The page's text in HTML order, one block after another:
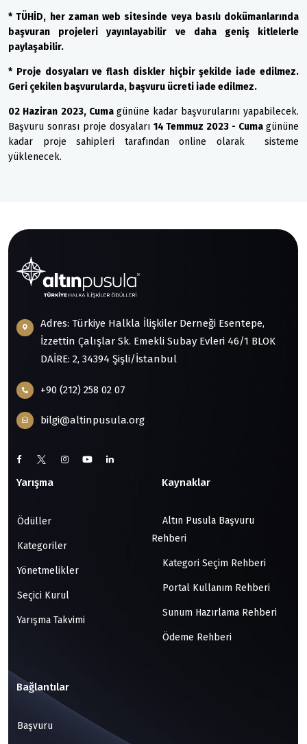
* TÜHİD, her zaman web sitesinde veya basılı dokümanlarında
başvuran projeleri yayınlayabilir ve daha geniş kitlelerle
paylaşabilir.
* Proje dosyaları ve flash diskler hiçbir şekilde iade edilmez.
Geri çekilen başvurularda, başvuru ücreti iade edilmez.
02 Haziran 2023, Cumagününe kadar başvurularını yapabilecek.
Başvuru sonrası proje dosyaları 14 Temmuz 2023 - Cumagününe
kadar proje sahipleri tarafından online olarak sisteme
yüklenecek.
Adres: Türkiye Halkla İlişkiler Derneği Esentepe,
İzzettin Çalışlar Sk. Emekli Subay Evleri 46/1 BLOK
DAİRE: 2, 34394 Şişli/İstanbul
+90 (212) 258 02 07
bilgi@altinpusula.org
Yarışma
Ödüller
Kategoriler
Yönetmelikler
Seçici Kurul
Yarışma Takvimi
Kaynaklar
Altın Pusula Başvuru
Rehberi
Kategori Seçim Rehberi
Portal Kullanım Rehberi
Sunum Hazırlama Rehberi
Ödeme Rehberi
Bağlantılar
Başvuru